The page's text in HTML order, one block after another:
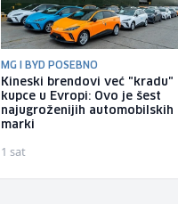
MG I BYD POSEBNO
Kineski brendovi već "kradu"
kupce u Evropi: Ovo je šest
najugroženijih automobilskih
marki
1 sat